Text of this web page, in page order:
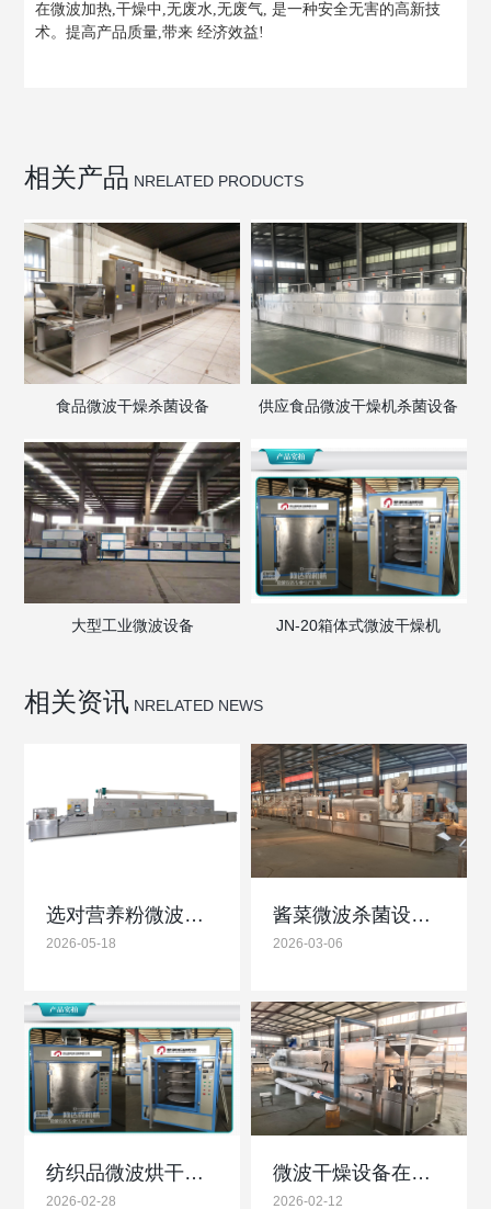
在微波加热,干燥中,无废水,无废气, 是一种安全无害的高新技
术。提高产品质量,带来 经济效益!
相关产品 NRELATED PRODUCTS
食品微波干燥杀菌设备 供应食品微波干燥机杀菌设备
大型工业微波设备 JN-20箱体式微波干燥机
相关资讯 NRELATED NEWS
选对营养粉微波烘干杀菌设备：试机实操是保障品质关键
2026-05-18
酱菜微波杀菌设备低温高效杀菌锁鲜防腐更节能
2026-03-06
纺织品微波烘干设备高效节能护面料厂家直供品质保障
2026-02-28
微波干燥设备在蜂窝陶瓷过滤网中的优势和重要性
2026-02-12